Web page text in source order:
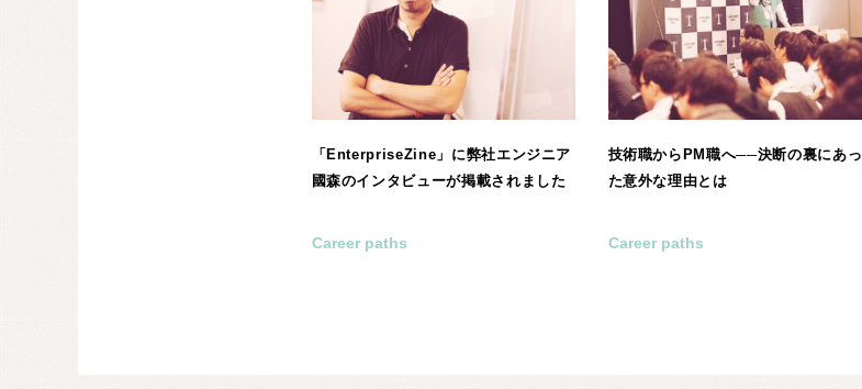
「EnterpriseZine」に弊社エンジニア
國森のインタビューが掲載されました
Career paths
技術職からPM職へ──決断の裏にあっ
た意外な理由とは
Career paths